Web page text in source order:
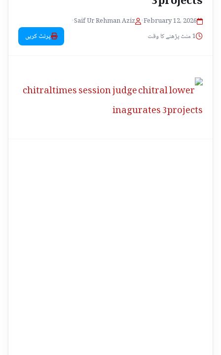
February 12, 2026
•
Saif Ur Rehman Aziz
•
1 منٹ پڑھنے کا وقت
پرنٹ کریں